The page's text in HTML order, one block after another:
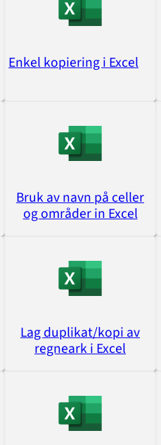
Enkel kopiering i Excel
Bruk av navn på celler
og områder in Excel
Lag duplikat/kopi av
regneark i Excel